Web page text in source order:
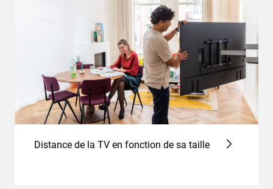
Distance de la TV en fonction de sa taille